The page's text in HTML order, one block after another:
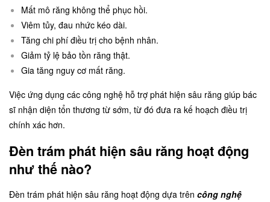
Mất mô răng không thể phục hồi.
Viêm tủy, đau nhức kéo dài.
Tăng chi phí điều trị cho bệnh nhân.
Giảm tỷ lệ bảo tồn răng thật.
Gia tăng nguy cơ mất răng.
Việc ứng dụng các công nghệ hỗ trợ phát hiện sâu răng giúp bác
sĩ nhận diện tổn thương từ sớm, từ đó đưa ra kế hoạch điều trị
chính xác hơn.
Đèn trám phát hiện sâu răng hoạt động
như thế nào?
Đèn trám phát hiện sâu răng hoạt động dựa trên công nghệ